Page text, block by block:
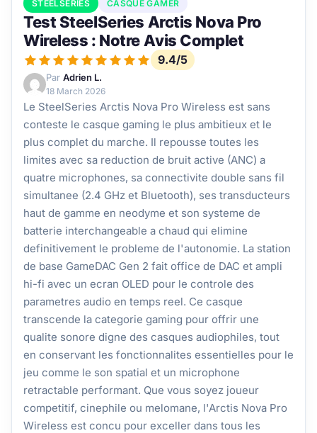
STEELSERIES CASQUE GAMER
Test SteelSeries Arctis Nova Pro
Wireless : Notre Avis Complet
9.4/5
Par Adrien L.
18 March 2026
Le SteelSeries Arctis Nova Pro Wireless est sans
conteste le casque gaming le plus ambitieux et le
plus complet du marche. Il repousse toutes les
limites avec sa reduction de bruit active (ANC) a
quatre microphones, sa connectivite double sans fil
simultanee (2.4 GHz et Bluetooth), ses transducteurs
haut de gamme en neodyme et son systeme de
batterie interchangeable a chaud qui elimine
definitivement le probleme de l'autonomie. La station
de base GameDAC Gen 2 fait office de DAC et ampli
hi-fi avec un ecran OLED pour le controle des
parametres audio en temps reel. Ce casque
transcende la categorie gaming pour offrir une
qualite sonore digne des casques audiophiles, tout
en conservant les fonctionnalites essentielles pour le
jeu comme le son spatial et un microphone
retractable performant. Que vous soyez joueur
competitif, cinephile ou melomane, l'Arctis Nova Pro
Wireless est concu pour exceller dans tous les